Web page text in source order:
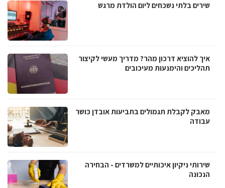
שירים בלתי נשכחים ליום הולדת מרגש
איך להוציא דרכון מהר? מדריך מעשי לקיצור
תהליכים והימנעות מעיכובים
מאבק לקבלת תגמולים בתביעות אובדן כושר
עבודה
שירותי ניקיון איכותיים למשרדים - הבחירה
הנכונה